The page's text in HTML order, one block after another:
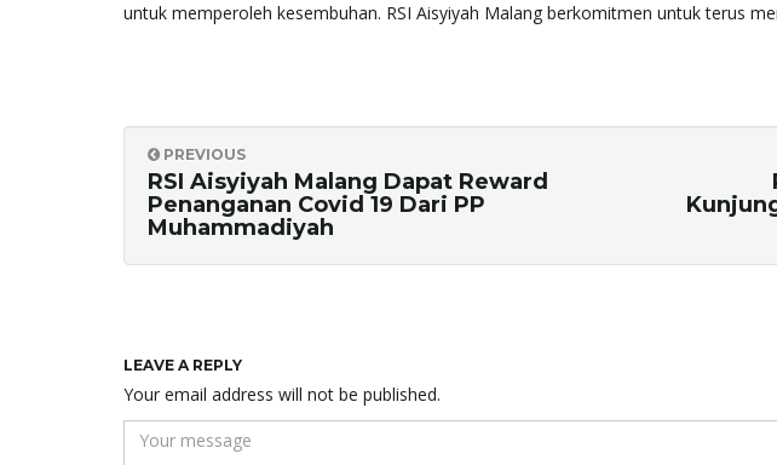
untuk memperoleh kesembuhan. RSI Aisyiyah Malang berkomitmen untuk terus
PREVIOUS
RSI Aisyiyah Malang Dapat Reward
Penanganan Covid 19 Dari PP
Muhammadiyah
LEAVE A REPLY
Your email address will not be published.